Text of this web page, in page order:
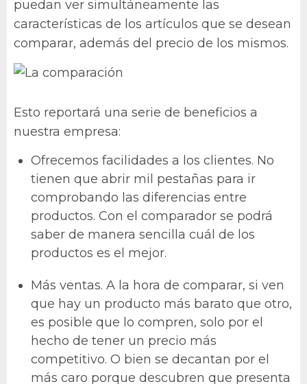
puedan ver simultáneamente las
características de los artículos que se desean
comparar, además del precio de los mismos.
Esto reportará una serie de beneficios a
nuestra empresa:
Ofrecemos facilidades a los clientes. No
tienen que abrir mil pestañas para ir
comprobando las diferencias entre
productos. Con el comparador se podrá
saber de manera sencilla cuál de los
productos es el mejor.
Más ventas. A la hora de comparar, si ven
que hay un producto más barato que otro,
es posible que lo compren, solo por el
hecho de tener un precio más
competitivo. O bien se decantan por el
más caro porque descubren que presenta